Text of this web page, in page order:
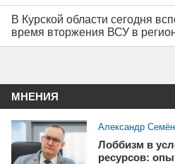
В Курской области сегодня
время вторжения ВСУ в
МНЕНИЯ
Александр
Лоббизм в
ресурсов: